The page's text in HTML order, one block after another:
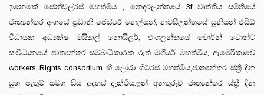
ඉනෙකේ සේන්ඩල්රස් මහත්මිය , නෙදර්ලන්තයේ 3f වෘත්තීය සමිතියේ
ජාත්‍යන්තර අංශයේ ප්‍රධානි ජෙස්පර් නෙල්සන්, නවසීලන්තයේ යුනියන් එයිඩ්
විධායක අධ්‍යක්ෂ මයිකල් නොයිලර්, එංගලන්තයේ වොර්න් වොන්ට්
සංවිධානයේ ජාත්‍යන්තර සම්බංධිකාරක රූත් ඔගියර් මහත්මිය, ඇමෙරිකාවේ
workers Rights consortium හි ලෝරා ගිට්රස් මහත්මිය,ජාත්‍යන්තර ස්ත්‍රී දින
සුභ පැතුම් සමග සිය අදහස් දැක්වීය.ඉන් අනතුරුව ජාත්‍යන්තර ස්ත්‍රී දින